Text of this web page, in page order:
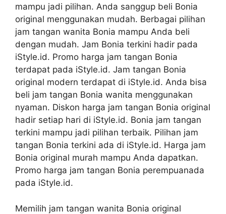
mampu jadi pilihan. Anda sanggup beli Bonia
original menggunakan mudah. Berbagai pilihan
jam tangan wanita Bonia mampu Anda beli
dengan mudah. Jam Bonia terkini hadir pada
iStyle.id. Promo harga jam tangan Bonia
terdapat pada iStyle.id. Jam tangan Bonia
original modern terdapat di iStyle.id. Anda bisa
beli jam tangan Bonia wanita menggunakan
nyaman. Diskon harga jam tangan Bonia original
hadir setiap hari di iStyle.id. Bonia jam tangan
terkini mampu jadi pilihan terbaik. Pilihan jam
tangan Bonia terkini ada di iStyle.id. Harga jam
Bonia original murah mampu Anda dapatkan.
Promo harga jam tangan Bonia perempuanada
pada iStyle.id.
Memilih jam tangan wanita Bonia original